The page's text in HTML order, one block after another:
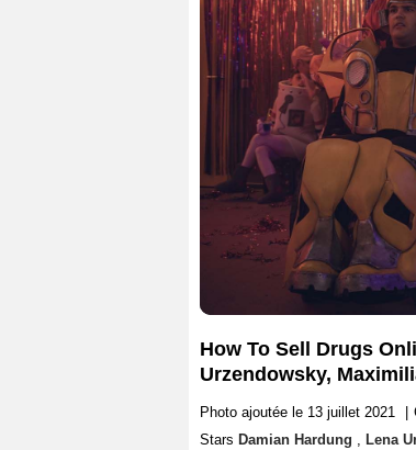
How To Sell Drugs
Urzendowsky,
Photo ajoutée le 13 juillet 2021
Stars Damian Hardung , Lena